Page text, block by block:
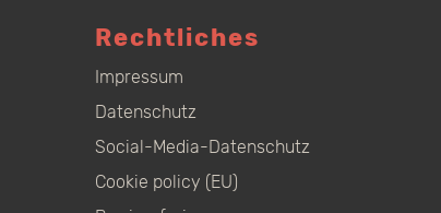
Rechtliches
Impressum
Datenschutz
Social-Media-Datenschutz
Cookie policy (EU)